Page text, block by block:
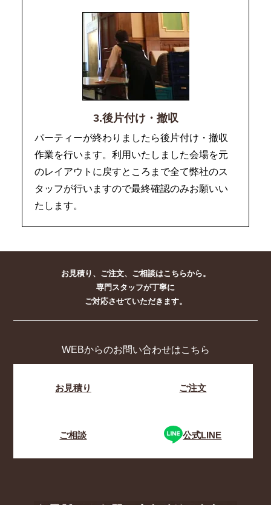
3.後片付け・撤収
パーティーが終わりましたら後片付け・撤収
作業を行います。利用いたしました会場を元
のレイアウトに戻すところまで全て弊社のス
タッフが行いますので最終確認のみお願いい
たします。
お見積り、ご注文、ご相談はこちらから。
専門スタッフが丁寧に
ご対応させていただきます。
WEBからのお問い合わせはこちら
お見積り ご注文
ご相談 公式LINE